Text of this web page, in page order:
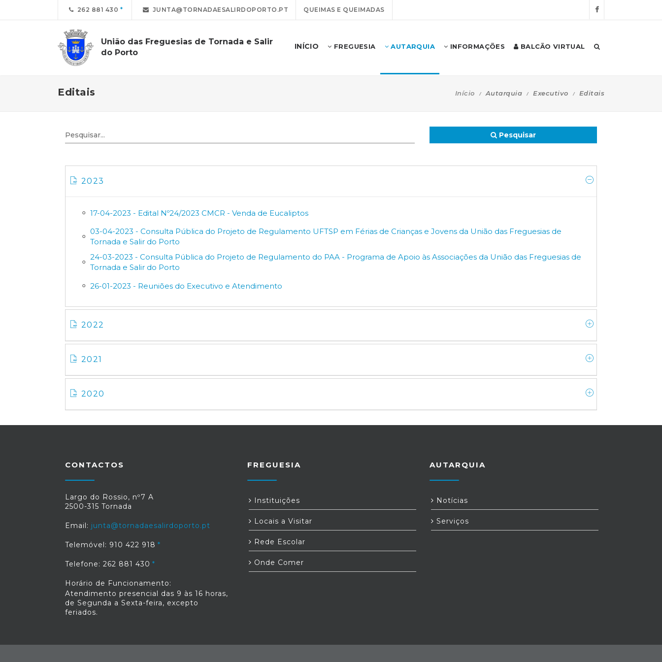
262 881 430 JUNTA@TORNADAESALIRDOPORTO.PT QUEIMAS E QUEIMADAS
União das Freguesias de Tornada e Salir
do Porto
INÍCIO FREGUESIA AUTARQUIA INFORMAÇÕES BALCÃO VIRTUAL
Editais Início Autarquia Executivo Editais
Pesquisar
2023
17-04-2023 - Edital Nº24/2023 CMCR - Venda de Eucaliptos
03-04-2023 - Consulta Pública do Projeto de Regulamento UFTSP em Férias de Crianças e Jovens da União das Freguesias de
Tornada e Salir do Porto
24-03-2023 - Consulta Pública do Projeto de Regulamento do PAA - Programa de Apoio às Associações da União das Freguesias de
Tornada e Salir do Porto
26-01-2023 - Reuniões do Executivo e Atendimento
2022
2021
2020
CONTACTOS
Largo do Rossio, nº7 A
2500-315 Tornada
Email: junta@tornadaesalirdoporto.pt
Telemóvel: 910 422 918
Telefone: 262 881 430
Horário de Funcionamento:
Atendimento presencial das 9 às 16 horas,
de Segunda a Sexta-feira, excepto
feriados.
FREGUESIA
Instituições
Locais a Visitar
Rede Escolar
Onde Comer
AUTARQUIA
Notícias
Serviços